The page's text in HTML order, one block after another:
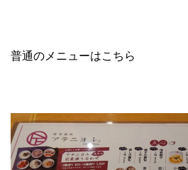
普通のメニューはこちら